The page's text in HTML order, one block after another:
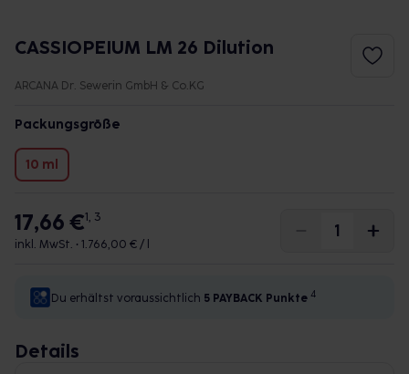
CASSIOPEIUM LM 26 Dilution
ARCANA Dr. Sewerin GmbH & Co.KG
Packungsgröße
10 ml
17,66 €1, 3
inkl. MwSt. • 1.766,00 € / l
Du erhältst voraussichtlich 5 PAYBACK Punkte 4
Details